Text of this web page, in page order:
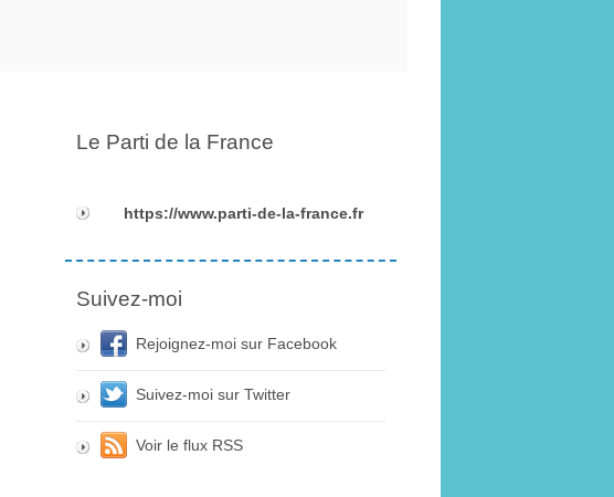
Le Parti de la France
https://www.parti-de-la-france.fr
Suivez-moi
Rejoignez-moi sur Facebook
Suivez-moi sur Twitter
Voir le flux RSS